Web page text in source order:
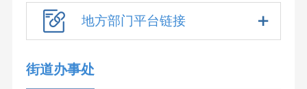
地方部门平台链接
街道办事处